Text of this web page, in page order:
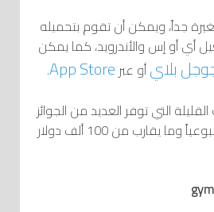
جداً، ويمكن أن تقوم بتحميله
أي أو إس والأندرويد، كما يمكن
بلايأو عبر App Store.
التي توفر العديد من الجوائز
القيمة مثل الايفون أسبوعياً وما يقارب من 100 ألف دولار